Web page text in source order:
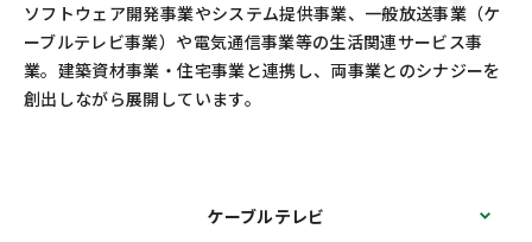
採用情報
住まい
ソフトウェア開発事業やシステム提供事業、一般放送事業（ケ
ーブルテレビ事業）や電気通信事業等の生活関連サービス事
業。建築資材事業・住宅事業と連携し、両事業とのシナジーを
創出しながら展開しています。
ケーブルテレビ